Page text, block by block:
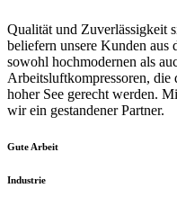
Qualität und Zuverlässigkeit
beliefern unsere Kunden
sowohl hochmodernen als
Arbeitsluftkompressoren, die
hoher See gerecht werden.
wir ein gestandener Partner.
Gute Arbeit
Industrie